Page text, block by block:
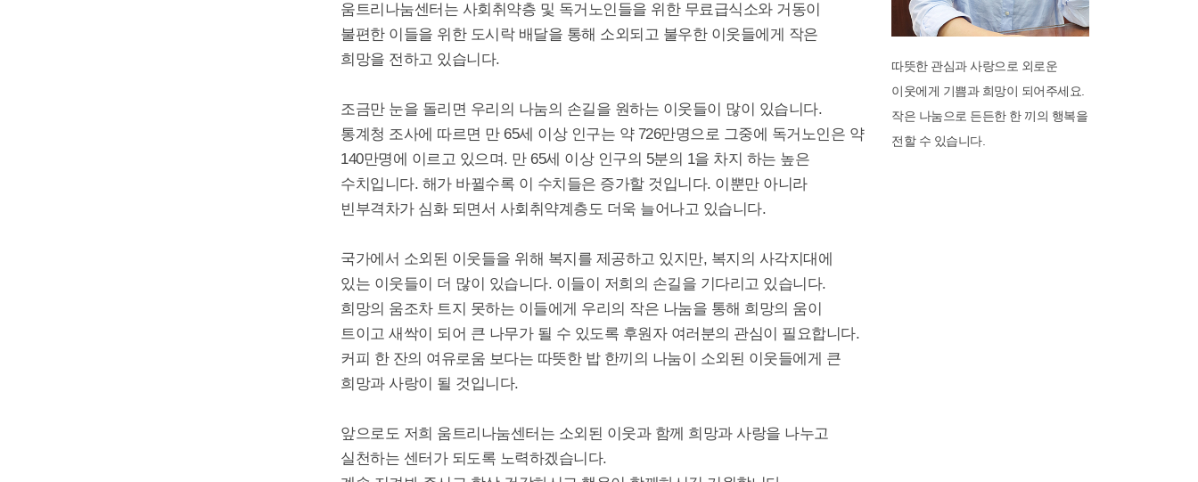
움트리나눔센터는 사회취약층 및 독거노인들을 위한 무료급식소와 거동이
불편한 이들을 위한 도시락 배달을 통해 소외되고 불우한 이웃들에게 작은
희망을 전하고 있습니다.
조금만 눈을 돌리면 우리의 나눔의 손길을 원하는 이웃들이 많이 있습니다.
통계청 조사에 따르면 만 65세 이상 인구는 약 726만명으로 그중에 독거노인은 약
140만명에 이르고 있으며. 만 65세 이상 인구의 5분의 1을 차지 하는 높은
수치입니다. 해가 바뀔수록 이 수치들은 증가할 것입니다. 이뿐만 아니라
빈부격차가 심화 되면서 사회취약계층도 더욱 늘어나고 있습니다.
국가에서 소외된 이웃들을 위해 복지를 제공하고 있지만, 복지의 사각지대에
있는 이웃들이 더 많이 있습니다. 이들이 저희의 손길을 기다리고 있습니다.
희망의 움조차 트지 못하는 이들에게 우리의 작은 나눔을 통해 희망의 움이
트이고 새싹이 되어 큰 나무가 될 수 있도록 후원자 여러분의 관심이 필요합니다.
커피 한 잔의 여유로움 보다는 따뜻한 밥 한끼의 나눔이 소외된 이웃들에게 큰
희망과 사랑이 될 것입니다.
앞으로도 저희 움트리나눔센터는 소외된 이웃과 함께 희망과 사랑을 나누고
실천하는 센터가 되도록 노력하겠습니다.
따뜻한 관심과 사랑으로 외로운
이웃에게 기쁨과 희망이 되어주세요.
작은 나눔으로 든든한 한 끼의 행복을
전할 수 있습니다.